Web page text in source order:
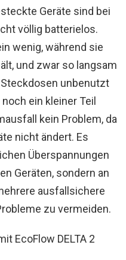
Geräte sind bei
völlig batterielos.
wenig, während sie
und zwar so langsam
unbenutzt
ein kleiner Teil
kein Problem, da
nicht ändert. Es
Überspannungen
Geräten, sondern an
ausfallsichere
zu vermeiden.
EcoFlow DELTA 2